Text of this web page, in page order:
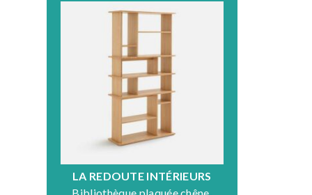
LA REDOUTE INTÉRIEURS